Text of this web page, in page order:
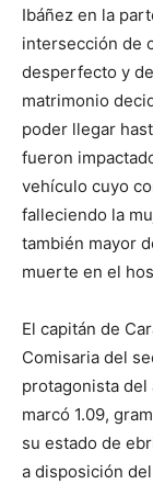
Ibáñez en la
intersección de
desperfecto y
matrimonio
poder llegar
fueron
vehículo cuyo
falleciendo la
también mayor
muerte en el
El capitán de
Comisaria del
protagonista
marcó 1.09,
su estado de
a disposición